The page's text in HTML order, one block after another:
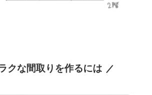
クな間取りを作るには